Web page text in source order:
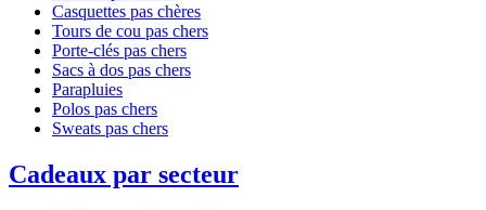
Casquettes pas chères
Tours de cou pas chers
Porte-clés pas chers
Sacs à dos pas chers
Parapluies
Polos pas chers
Sweats pas chers
Cadeaux par secteur